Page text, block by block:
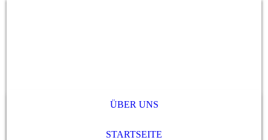
ÜBER UNS
STARTSEITE